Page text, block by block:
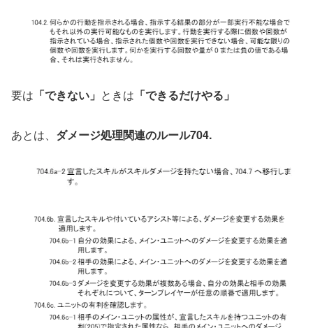
要は 「できない」 ときは 「できるだけやる」
あとは、 ダメージ処理関連のルール704.